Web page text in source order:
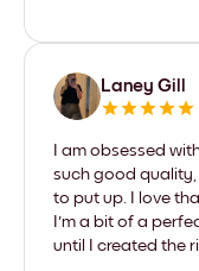
Laney Gill
I am obsessed
such good
to put up. I love
I'm a bit of a
until I created the